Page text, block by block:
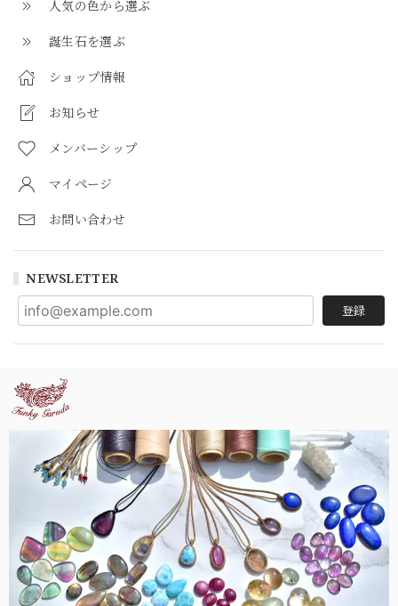
人気の色から選ぶ
誕生石を選ぶ
ショップ情報
お知らせ
メンバーシップ
マイページ
お問い合わせ
NEWSLETTER
登録